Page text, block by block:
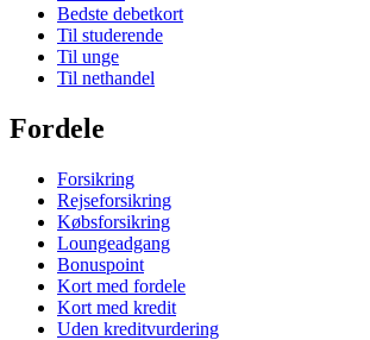
Bedste debetkort
Til studerende
Til unge
Til nethandel
Fordele
Forsikring
Rejseforsikring
Købsforsikring
Loungeadgang
Bonuspoint
Kort med fordele
Kort med kredit
Uden kreditvurdering